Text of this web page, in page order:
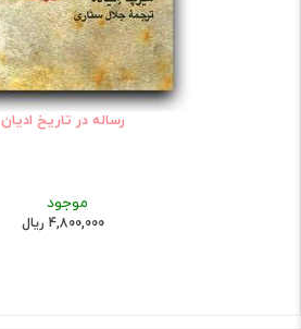
رساله در تاریخ ادیان
موجود
4,800,000 ریال